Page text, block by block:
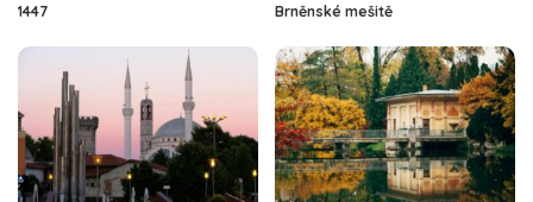
1447
Brněnské mešitě